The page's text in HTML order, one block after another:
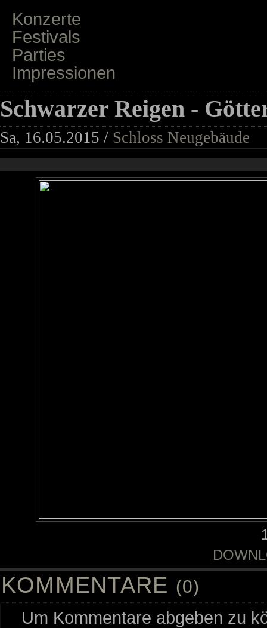
Konzerte
Festivals
Parties
Impressionen
Schwarzer Reigen -
Sa, 16.05.2015 / Schloss Neugebäude
KOMMENTARE (0)
Um Kommentare abgeben zu